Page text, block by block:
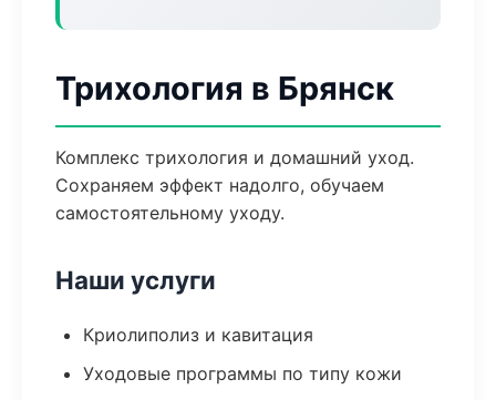
Трихология в Брянск
Комплекс трихология и домашний уход.
Сохраняем эффект надолго, обучаем
самостоятельному уходу.
Наши услуги
Криолиполиз и кавитация
Уходовые программы по типу кожи